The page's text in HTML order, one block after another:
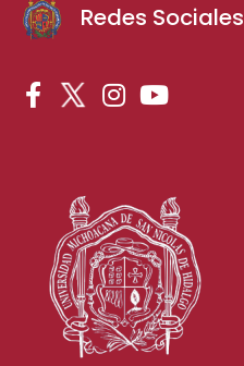
Redes Sociales